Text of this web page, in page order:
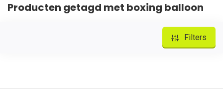
Producten getagd met boxing balloon
Filters